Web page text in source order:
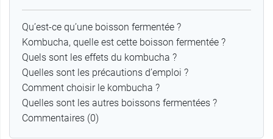
Qu’est-ce qu’une boisson fermentée ?
Kombucha, quelle est cette boisson fermentée ?
Quels sont les effets du kombucha ?
Quelles sont les précautions d’emploi ?
Comment choisir le kombucha ?
Quelles sont les autres boissons fermentées ?
Commentaires (0)